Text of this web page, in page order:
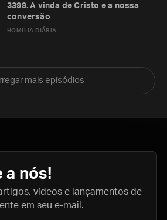
HOMILIA DIÁRIA
3399. A vinda de Cristo e a nossa
conversão
mais episódios
a nós!
vídeos e lançamentos de
em seu e-mail.